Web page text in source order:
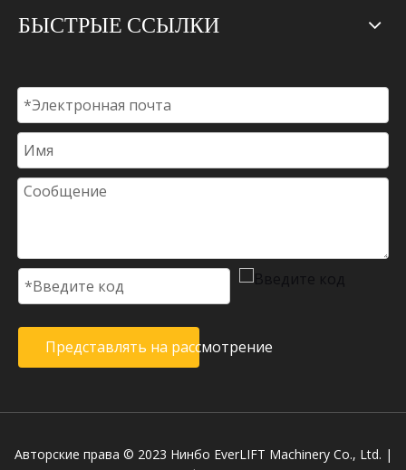
БЫСТРЫЕ ССЫЛКИ
Представлять на рассмотрение
Авторские права © 2023 Нинбо EverLIFT Machinery Co., Ltd. |